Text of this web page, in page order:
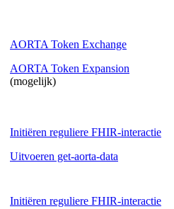
AORTA Token Exchange
AORTA Token Expansion
(mogelijk)
Initiëren reguliere FHIR-interactie
Uitvoeren get-aorta-data
Initiëren reguliere FHIR-interactie